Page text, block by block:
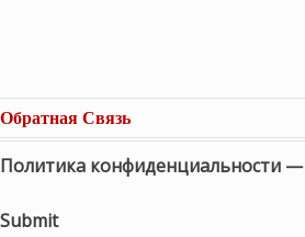
Обратная Связь
Политика конфиденциальности —
Submit